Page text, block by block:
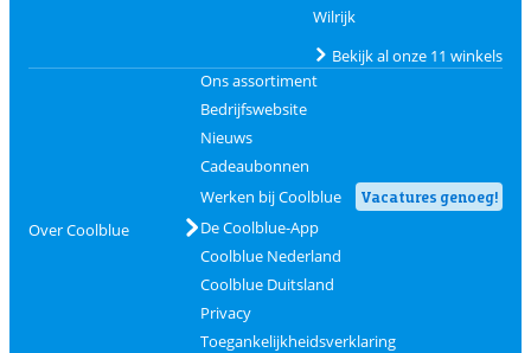
Wilrijk
Bekijk al onze 11 winkels
Over Coolblue
Ons assortiment
Bedrijfswebsite
Nieuws
Cadeaubonnen
Werken bij Coolblue
Vacatures genoeg!
De Coolblue-App
Coolblue Nederland
Coolblue Duitsland
Privacy
Toegankelijkheidsverklaring